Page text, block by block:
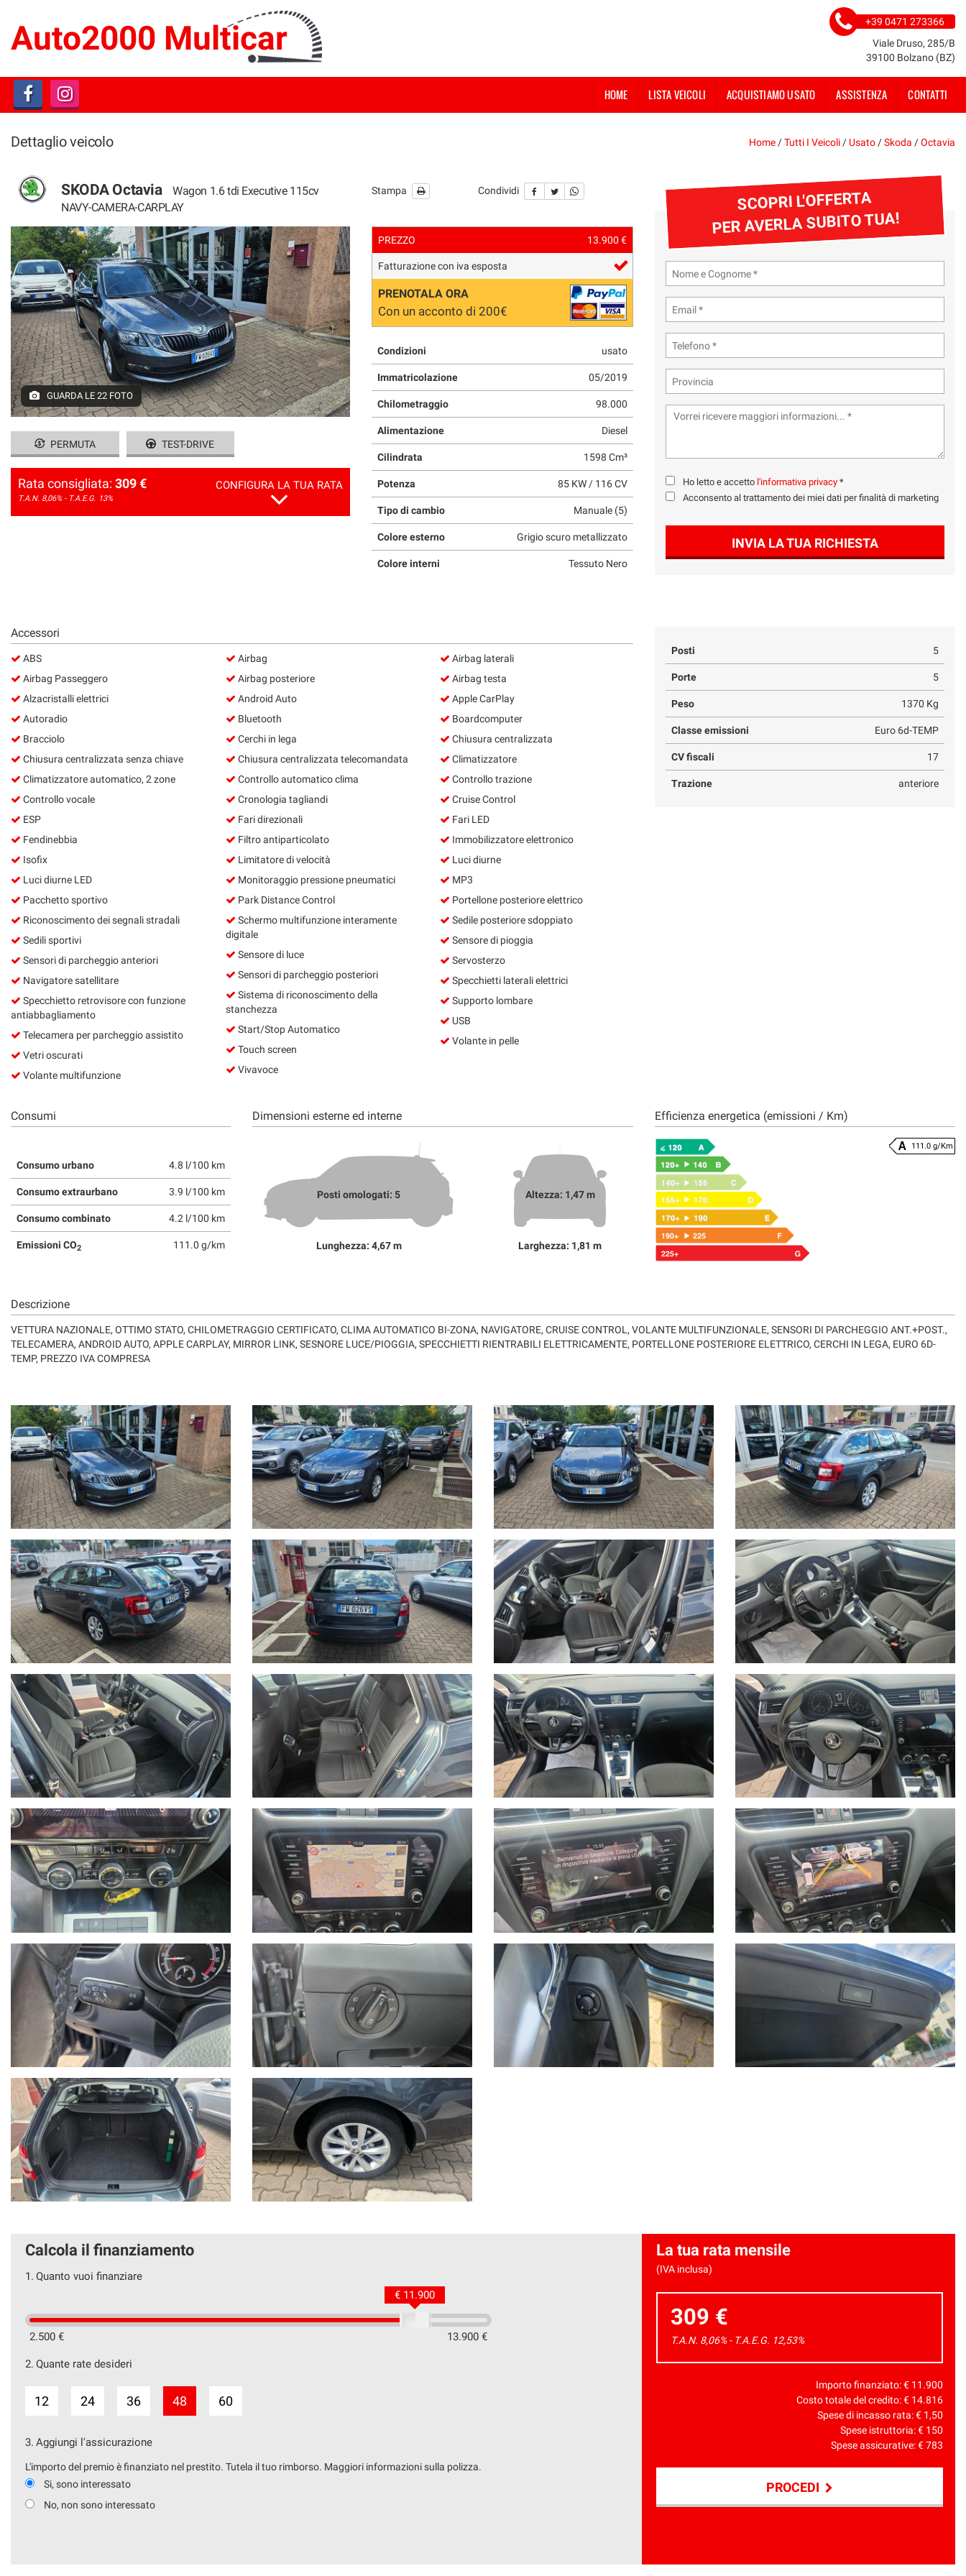
ACQUISTIAMO USATO
ASSISTENZA
CONTATTI
Auto2000 Multicar
+39 0471 273366
Viale Druso, 285/B
39100 Bolzano (BZ)
HOME LISTA VEICOLI ACQUISTIAMO USATO ASSISTENZA CONTATTI
Dettaglio veicolo Home /Tutti I Veicoli / Usato /Skoda /Octavia
SKODA Octavia
Wagon 1.6 tdi Executive 115cv
NAVY-CAMERA-CARPLAY
Stampa Condividi
GUARDA LE 22 FOTO
PERMUTA TEST-DRIVE
Rata consigliata:309 €
T.A.N. 8,06% - T.A.E.G. 13%
CONFIGURA LA TUA RATA
PREZZO 13.900 €
Fatturazione con iva esposta
PRENOTALA ORA
Con un acconto di 200€
Condizioni usato
Immatricolazione 05/2019
Chilometraggio 98.000
Alimentazione Diesel
Cilindrata 1598 Cm³
Potenza 85 KW / 116 CV
Tipo di cambio Manuale (5)
Colore esterno Grigio scuro metallizzato
Colore interni Tessuto Nero
SCOPRI L'OFFERTA
PER AVERLA SUBITO TUA!
Ho letto e accetto l'informativa privacy *
Acconsento al trattamento dei miei dati per finalità di marketing
INVIA LA TUA RICHIESTA
Accessori
ABS
Airbag Passeggero
Alzacristalli elettrici
Autoradio
Bracciolo
Chiusura centralizzata senza chiave
Climatizzatore automatico, 2 zone
Controllo vocale
ESP
Fendinebbia
Isofix
Luci diurne LED
Pacchetto sportivo
Riconoscimento dei segnali stradali
Sedili sportivi
Sensori di parcheggio anteriori
Navigatore satellitare
Specchietto retrovisore con funzione
antiabbagliamento
Telecamera per parcheggio assistito
Vetri oscurati
Volante multifunzione
Airbag
Airbag posteriore
Android Auto
Bluetooth
Cerchi in lega
Chiusura centralizzata telecomandata
Controllo automatico clima
Cronologia tagliandi
Fari direzionali
Filtro antiparticolato
Limitatore di velocità
Monitoraggio pressione pneumatici
Park Distance Control
Schermo multifunzione interamente
digitale
Sensore di luce
Sensori di parcheggio posteriori
Sistema di riconoscimento della
stanchezza
Start/Stop Automatico
Touch screen
Vivavoce
Airbag laterali
Airbag testa
Apple CarPlay
Boardcomputer
Chiusura centralizzata
Climatizzatore
Controllo trazione
Cruise Control
Fari LED
Immobilizzatore elettronico
Luci diurne
MP3
Portellone posteriore elettrico
Sedile posteriore sdoppiato
Sensore di pioggia
Servosterzo
Specchietti laterali elettrici
Supporto lombare
USB
Volante in pelle
Posti 5
Porte 5
Peso 1370 Kg
Classe emissioni Euro 6d-TEMP
CV fiscali 17
Trazione anteriore
Consumi
Consumo urbano 4.8 l/100 km
Consumo extraurbano 3.9 l/100 km
Consumo combinato 4.2 l/100 km
Emissioni CO2 111.0 g/km
Dimensioni esterne ed interne
Posti omologati: 5
Lunghezza: 4,67 m
Altezza: 1,47 m
Larghezza: 1,81 m
Efficienza energetica (emissioni / Km)
111.0 g/Km
Descrizione
VETTURA NAZIONALE, OTTIMO STATO, CHILOMETRAGGIO CERTIFICATO, CLIMA AUTOMATICO BI-ZONA, NAVIGATORE, CRUISE CONTROL, VOLANTE MULTIFUNZIONALE, SENSORI DI PARCHEGGIO ANT.+POST.,
TELECAMERA, ANDROID AUTO, APPLE CARPLAY, MIRROR LINK, SESNORE LUCE/PIOGGIA, SPECCHIETTI RIENTRABILI ELETTRICAMENTE, PORTELLONE POSTERIORE ELETTRICO, CERCHI IN LEGA, EURO 6D-
TEMP, PREZZO IVA COMPRESA
Calcola il finanziamento
1. Quanto vuoi finanziare
2.500 € 13.900 €
€ 11.900
2. Quante rate desideri
12 24 36 48 60
3. Aggiungi l'assicurazione
L'importo del premio è finanziato nel prestito. Tutela il tuo rimborso. Maggiori informazioni sulla polizza.
Si, sono interessato
No, non sono interessato
La tua rata mensile
(IVA inclusa)
309 €
T.A.N. 8,06% - T.A.E.G. 12,53%
Importo finanziato: € 11.900
Costo totale del credito: € 14.816
Spese di incasso rata: € 1,50
Spese istruttoria: € 150
Spese assicurative: €783
PROCEDI